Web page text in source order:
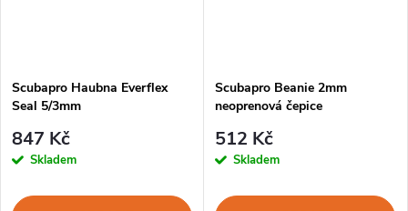
Scubapro Haubna Everflex
Seal 5/3mm
847 Kč
Skladem
Scubapro Beanie 2mm
neoprenová čepice
512 Kč
Skladem